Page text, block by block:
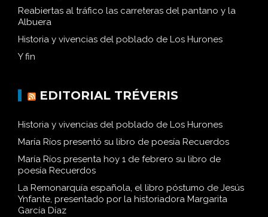
Reabiertas al tráfico las carreteras del pantano y la
Albuera
Historia y vivencias del poblado de Los Hurones
Y fin
EDITORIAL TRÉVERIS
Historia y vivencias del poblado de Los Hurones
María Ríos presentó su libro de poesía Recuerdos
María Ríos presenta hoy 1 de febrero su libro de
poesía Recuerdos
La Remonarquía española, el libro póstumo de Jesús
Ynfante, presentado por la historiadora Margarita
García Díaz